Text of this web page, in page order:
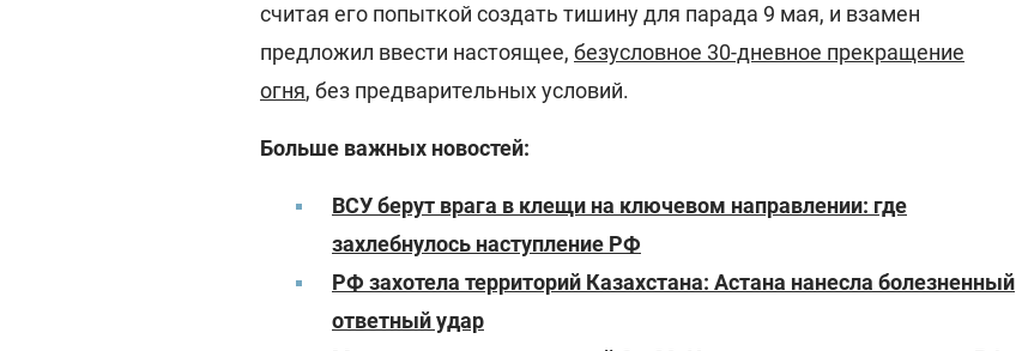
считая его попыткой создать тишину для парада 9 мая, и взамен
предложил ввести настоящее, безусловное 30-дневное прекращение
огня, без предварительных условий.
Больше важных новостей:
ВСУ берут врага в клещи на ключевом направлении: где
захлебнулось наступление РФ
РФ захотела территорий Казахстана: Астана нанесла болезненный
ответный удар